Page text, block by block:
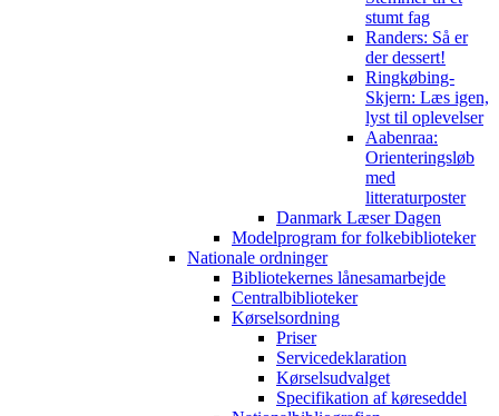
stumt fag
Randers: Så er
der dessert!
Ringkøbing-
Skjern: Læs igen,
lyst til oplevelser
Aabenraa:
Orienteringsløb
med
litteraturposter
Danmark Læser Dagen
Modelprogram for folkebiblioteker
Nationale ordninger
Bibliotekernes lånesamarbejde
Centralbiblioteker
Kørselsordning
Priser
Servicedeklaration
Kørselsudvalget
Specifikation af køreseddel